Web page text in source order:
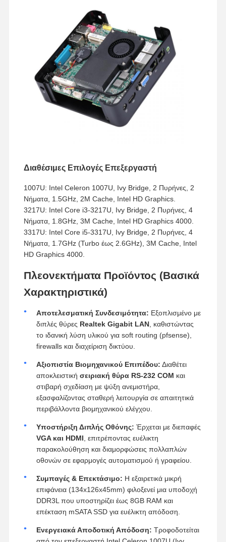
Διαθέσιμες Επιλογές Επεξεργαστή
1007U: Intel Celeron 1007U, Ivy Bridge, 2 Πυρήνες, 2
Νήματα, 1.5GHz, 2M Cache, Intel HD Graphics.
3217U: Intel Core i3-3217U, Ivy Bridge, 2 Πυρήνες, 4
Νήματα, 1.8GHz, 3M Cache, Intel HD Graphics 4000.
3317U: Intel Core i5-3317U, Ivy Bridge, 2 Πυρήνες, 4
Νήματα, 1.7GHz (Turbo έως 2.6GHz), 3M Cache, Intel
HD Graphics 4000.
Πλεονεκτήματα Προϊόντος (Βασικά
Χαρακτηριστικά)
Αποτελεσματική Συνδεσιμότητα: Εξοπλισμένο με
διπλές θύρες Realtek Gigabit LAN, καθιστώντας
το ιδανική λύση υλικού για soft routing (pfsense),
firewalls και διαχείριση δικτύου.
Αξιοπιστία Βιομηχανικού Επιπέδου: Διαθέτει
αποκλειστική σειριακή θύρα RS-232 COM και
στιβαρή σχεδίαση με ψύξη ανεμιστήρα,
εξασφαλίζοντας σταθερή λειτουργία σε απαιτητικά
περιβάλλοντα βιομηχανικού ελέγχου.
Υποστήριξη Διπλής Οθόνης: Έρχεται με διεπαφές
VGA και HDMI , επιτρέποντας ευέλικτη
παρακολούθηση και διαμορφώσεις πολλαπλών
οθονών σε εφαρμογές αυτοματισμού ή γραφείου.
Συμπαγές & Επεκτάσιμο: Η εξαιρετικά μικρή
επιφάνεια (134x126x45mm) φιλοξενεί μια υποδοχή
DDR3L που υποστηρίζει έως 8GB RAM και
επέκταση mSATA SSD για ευέλικτη απόδοση.
Ενεργειακά Αποδοτική Απόδοση: Τροφοδοτείται